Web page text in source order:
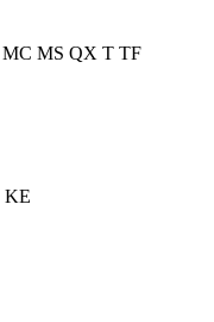
MC MS QX T TF
KE